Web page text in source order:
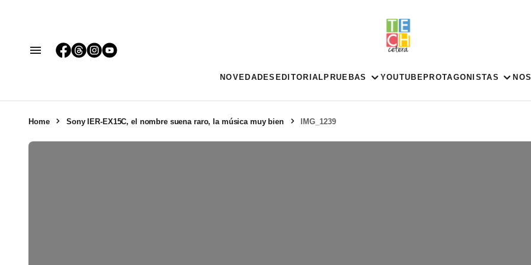
NOVEDADES EDITORIAL PRUEBAS YOUTUBE PROTAGONISTAS
Home Sony IER-EX15C, el nombre suena raro, la música muy bien IMG_1239